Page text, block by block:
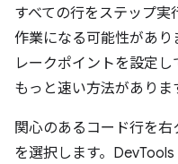
すべての行をステップ実
作業になる可能性があ
レークポイントを設定し
もっと速い方法がありま
関心のあるコード行を
を選択します。